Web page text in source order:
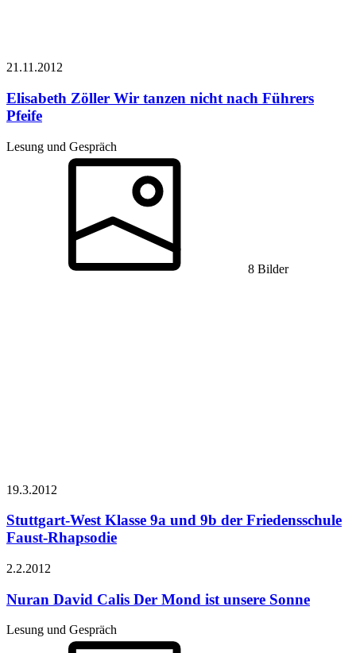
21.11.2012
Elisabeth Zöller Wir tanzen nicht nach Führers
Pfeife
Lesung und Gespräch
8 Bilder
19.3.2012
Stuttgart-West Klasse 9a und 9b der Friedensschule
Faust-Rhapsodie
2.2.2012
Nuran David Calis Der Mond ist unsere Sonne
Lesung und Gespräch